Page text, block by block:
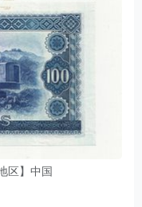
区】中国